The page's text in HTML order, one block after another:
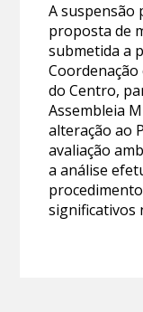
A suspensão
proposta de
submetida a
do Centro,
Assembleia
alteração ao
avaliação
a análise
significativos